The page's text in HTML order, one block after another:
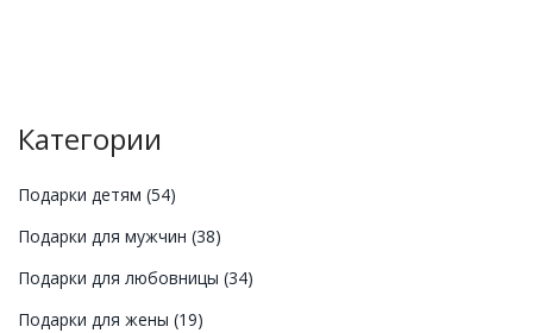
Категории
Подарки детям (54)
Подарки для мужчин (38)
Подарки для любовницы (34)
Подарки для жены (19)